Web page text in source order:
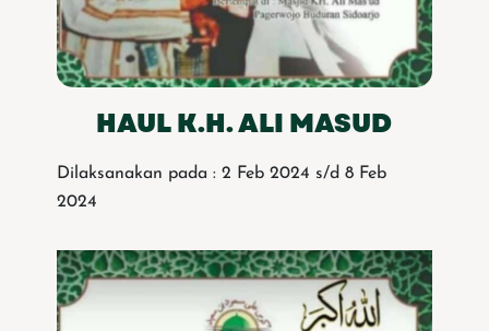
HAUL K.H. ALI MASUD
Dilaksanakan pada : 2 Feb 2024 s/d 8 Feb
2024